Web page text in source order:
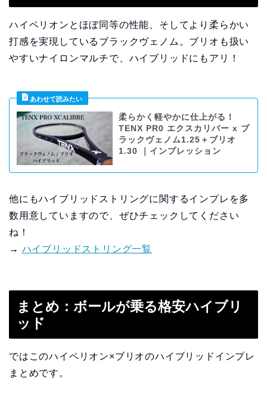
ハイペリオンとほぼ同等の性能、そしてより柔らかい
打感を実現しているブラックヴェノム。ブリオも扱い
やすいナイロンマルチで、ハイブリッドにもアリ！
柔らかく軽やかに仕上がる！
TENX PR0 エクスカリバー x ブ
ラックヴェノム1.25＋ブリオ
1.30 ｜インプレッション
他にもハイブリッドストリングに関するインプレを多
数用意していますので、ぜひチェックしてください
ね！
→ ハイブリッドストリング一覧
まとめ：ボールが乗る格安ハイブリ
ッド
ではこのハイペリオン×ブリオのハイブリッドインプレ
まとめです。